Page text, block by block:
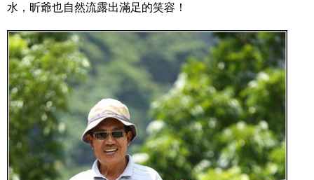
水，昕爺也自然流露出滿足的笑容！